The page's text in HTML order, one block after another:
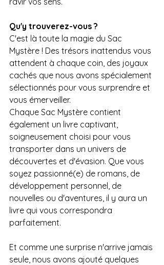
Qu'y trouverez-vous ?
C'est là toute la magie du Sac
Mystère ! Des trésors inattendus vous
attendent à chaque coin, des joyaux
cachés que nous avons spécialement
sélectionnés pour vous surprendre et
vous émerveiller.
Chaque Sac Mystère contient
également un livre captivant,
soigneusement choisi pour vous
transporter dans un univers de
découvertes et d'évasion. Que vous
soyez passionné(e) de romans, de
développement personnel, de
nouvelles ou d'aventures, il y aura un
livre qui vous correspondra
parfaitement.
Et comme une surprise n'arrive jamais
seule, nous avons ajouté quelques